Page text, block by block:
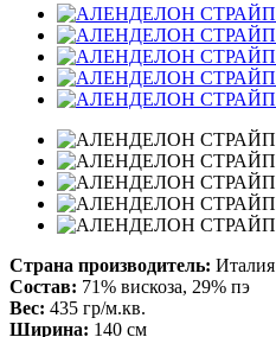
Страна производитель: Италия
Состав: 71% вискоза, 29% пэ
Вес: 435 гр/м.кв.
Ширина: 140 см